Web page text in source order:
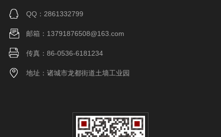
QQ：2861332799
邮箱：13791876508@163.com
传真：86-0536-6181234
地址：诸城市龙都街道土墙工业园